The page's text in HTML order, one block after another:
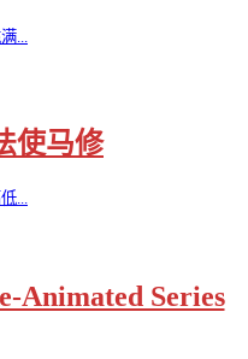
...
使马修
...
Animated Series